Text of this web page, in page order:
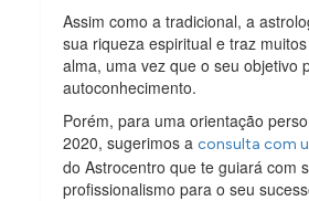
Assim como a tradicional, a
sua riqueza espiritual e traz
alma, uma vez que o seu objetivo
autoconhecimento.
Porém, para uma orientação
2020, sugerimos aconsulta com
do Astrocentro que te guiará com
profissionalismo para o seu